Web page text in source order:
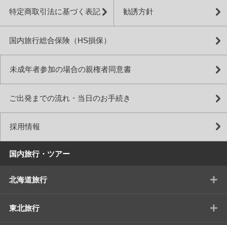
特定商取引法に基づく表記 勧誘方針
国内旅行総合保険（HS損保）
未成年者参加の場合の親権者同意書
ご出発までの流れ・当日のお手続き
採用情報
国内旅行・ツアー
北海道旅行 +
東北旅行 +